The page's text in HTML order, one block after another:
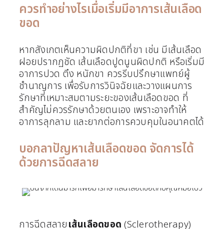
ควรทำอย่างไรเมื่อเริ่มมีอาการเส้นเลือด
ขอด
หากสังเกตเห็นความผิดปกติที่ขา เช่น มีเส้นเลือด
ฝอยปรากฏชัด เส้นเลือดปูดนูนผิดปกติ หรือเริ่มมี
อาการปวด ตึง หนักขา ควรรีบปรึกษาแพทย์ผู้
ชำนาญการ เพื่อรับการวินิจฉัยและวางแผนการ
รักษาที่เหมาะสมตามระยะของเส้นเลือดขอด ที่
สำคัญไม่ควรรักษาด้วยตนเอง เพราะอาจทำให้
อาการลุกลาม และยากต่อการควบคุมในอนาคตได้
บอกลาปัญหาเส้นเลือดขอด จัดการได้
ด้วยการฉีดสลาย
การฉีดสลายเส้นเลือดขอด(Sclerotherapy)